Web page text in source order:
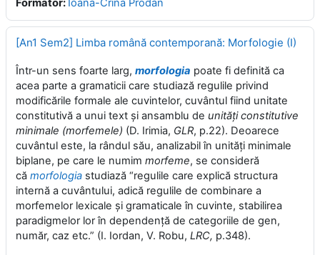
Formator: Ioana-Crina Prodan
[An1 Sem2] Limba română contemporană: Morfologie (I)
Într-un sens foarte larg, morfologia poate fi definită ca
acea parte a gramaticii care studiază regulile privind
modificările formale ale cuvintelor, cuvântul fiind unitate
constitutivă a unui text şi ansamblu de unităţi constitutive
minimale (morfemele) (D. Irimia, GLR, p.22). Deoarece
cuvântul este, la rândul său, analizabil în unităţi minimale
biplane, pe care le numim morfeme, se consideră
că morfologia studiază “regulile care explică structura
internă a cuvântului, adică regulile de combinare a
morfemelor lexicale şi gramaticale în cuvinte, stabilirea
paradigmelor lor în dependenţă de categoriile de gen,
număr, caz etc.” (I. Iordan, V. Robu, LRC, p.348).